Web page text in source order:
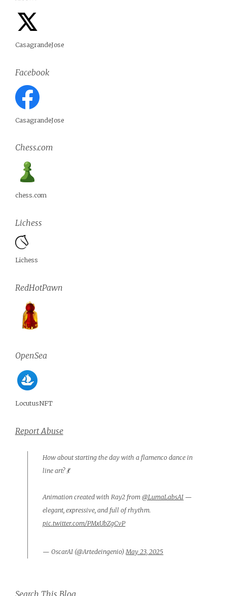
CasagrandeJose
Facebook
CasagrandeJose
Chess.com
chess.com
Lichess
Lichess
RedHotPawn
OpenSea
LocutusNFT
Report Abuse
How about starting the day with a flamenco dance in
line art? 💃
Animation created with Ray2 from@LumaLabsAI —
elegant, expressive, and full of rhythm.
pic.twitter.com/PMxUbZgCvP
— OscarAI (@Artedeingenio) May 23, 2025